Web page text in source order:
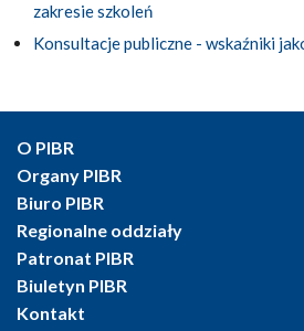
zakresie szkoleń
Konsultacje publiczne - wskaźniki
O PIBR
Organy PIBR
Biuro PIBR
Regionalne oddziały
Patronat PIBR
Biuletyn PIBR
Kontakt